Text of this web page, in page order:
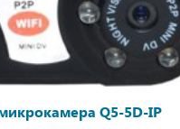
Q5-5D-IP